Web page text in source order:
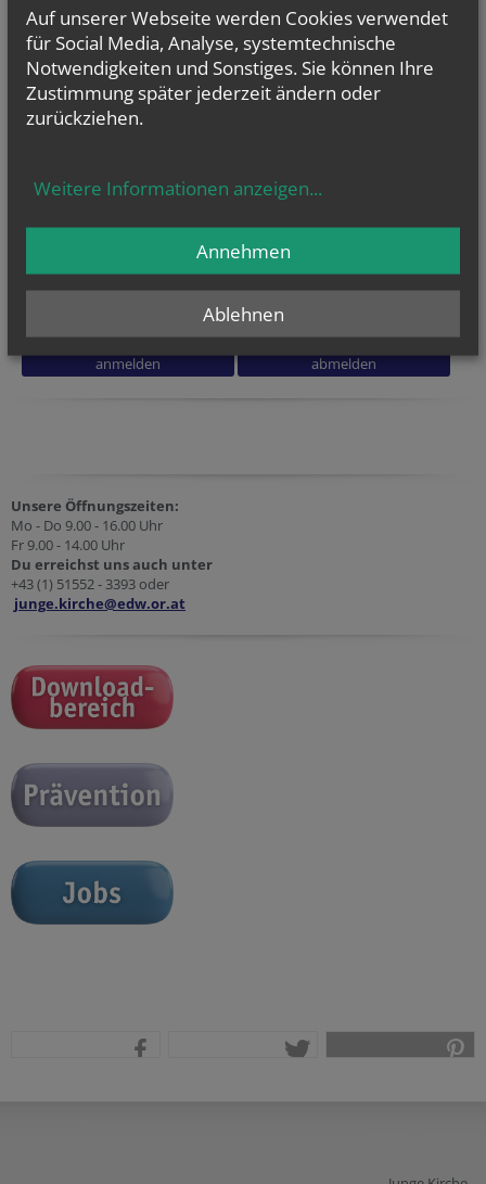
Fr.., 21. August 2026 09:00
[JS] Grundkurs 3
Fr.., 28. August 2026 09:00
[JS] Arbeitswochenende Burg Wildegg
Geben Sie bitte Ihre E-Mail Adresse ein
Ich stimme derDatenverarbeitungzu.*
Informationen zum Datenschutz
Unsere Öffnungszeiten:
Mo - Do 9.00 - 16.00 Uhr
Fr 9.00 - 14.00 Uhr
Du erreichst uns auch unter
+43 (1) 51552 - 3393 oder
junge.kirche@edw.or.at
Auf unserer Webseite werden Cookies verwendet
für Social Media, Analyse, systemtechnische
Notwendigkeiten und Sonstiges. Sie können Ihre
Zustimmung später jederzeit ändern oder
zurückziehen.
Weitere Informationen anzeigen...
Ablehnen
Annehmen